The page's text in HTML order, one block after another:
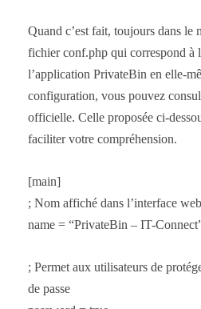
Quand c’est fait, toujours dans le
fichier conf.php qui correspond à
l’application PrivateBin en elle-
configuration, vous pouvez
officielle. Celle proposée ci-
faciliter votre compréhension.
[main]
; Nom affiché dans l’interface web
name = “PrivateBin – IT-
; Permet aux utilisateurs de
de passe